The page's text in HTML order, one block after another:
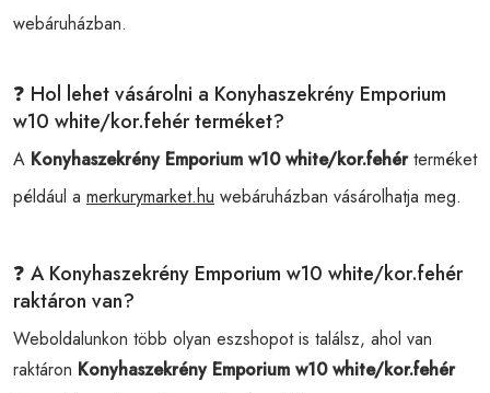
webáruházban.
❓ Hol lehet vásárolni a Konyhaszekrény Emporium
w10 white/kor.fehér terméket?
A Konyhaszekrény Emporium w10 white/kor.fehérterméket
például a merkurymarket.hu webáruházban vásárolhatja meg.
❓ A Konyhaszekrény Emporium w10 white/kor.fehér
raktáron van?
Weboldalunkon több olyan eszshopot is találsz, ahol van
raktáron Konyhaszekrény Emporium w10 white/kor.fehér